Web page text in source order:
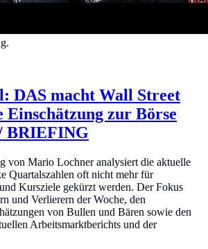
DAS macht Wall Street
Einschätzung zur Börse
BRIEFING
von Mario Lochner analysiert die aktuelle
Quartalszahlen oft nicht mehr für
Kursziele gekürzt werden. Der Fokus
und Verlierern der Woche, den
von Bullen und Bären sowie den
Arbeitsmarktberichts und der